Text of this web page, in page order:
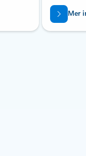
Mer